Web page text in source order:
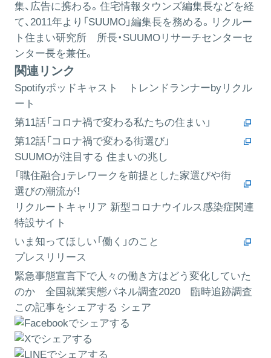
集、広告に携わる。住宅情報タウンズ編集長などを経
て、2011年より「SUUMO」編集長を務める。リクルー
ト住まい研究所 所長・SUUMOリサーチセンターセ
ンター長を兼任。
関連リンク
Spotifyポッドキャスト トレンドランナーbyリクル
ート
第11話「コロナ禍で変わる私たちの住まい」
第12話「コロナ禍で変わる街選び」
SUUMOが注目する 住まいの兆し
「職住融合」テレワークを前提とした家選びや街
選びの潮流が！
リクルートキャリア 新型コロナウイルス感染症関連
特設サイト
いま知ってほしい「働く」のこと
プレスリリース
緊急事態宣言下で人々の働き方はどう変化していた
のか 全国就業実態パネル調査2020 臨時追跡調査
この記事をシェアする シェア